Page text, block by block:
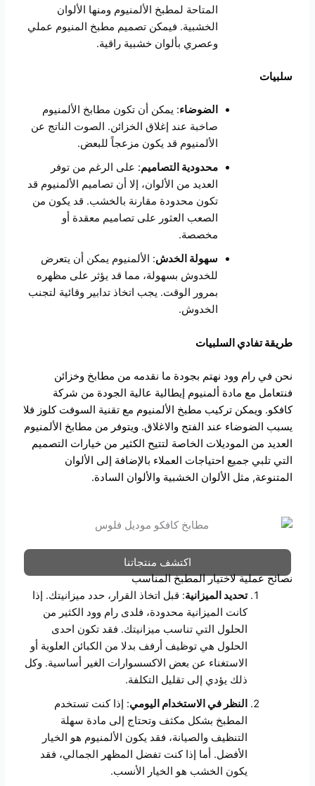
المتاحة لمطبخ الألمنيوم ومنها الألوان
الخشبية. فيمكن تصميم مطبخ المنيوم عملي
وعصري بألوان خشبية راقية.
سلبيات
الضوضاء: يمكن أن تكون مطابخ الألمنيوم
صاخبة عند إغلاق الخزائن. الصوت الناتج عن
الألمنيوم قد يكون مزعجاً للبعض.
محدودية التصاميم: على الرغم من توفر
العديد من الألوان، إلا أن تصاميم الألمنيوم قد
تكون محدودة مقارنة بالخشب. قد يكون من
الصعب العثور على تصاميم معقدة أو
مخصصة.
سهولة الخدش: الألمنيوم يمكن أن يتعرض
للخدوش بسهولة، مما قد يؤثر على مظهره
بمرور الوقت. يجب اتخاذ تدابير وقائية لتجنب
الخدوش.
طريقة تفادي السلبيات
نحن في رام وود نهتم بجودة ما نقدمه من مطابخ وخزائن
فنتعامل مع مادة ألمنيوم إيطالية عالية الجودة من شركة
كافكو. ويمكن تركيب مطبخ الألمنيوم مع تقنية السوفت كلوز فلا
يسبب الضوضاء عند الفتح والاغلاق. ويتوفر من مطابخ الألمنيوم
العديد من الموديلات الخاصة لتتيح الكثير من خيارات التصميم
التي تلبي جميع احتياجات العملاء بالإضافة إلى الألوان
المتنوعة, مثل الألوان الخشبية والألوان السادة.
اكتشف منتجاتنا
نصائح عملية لاختيار المطبخ المناسب
تحديد الميزانية: قبل اتخاذ القرار، حدد ميزانيتك. إذا
كانت الميزانية محدودة، فلدى رام وود الكثير من
الحلول التي تناسب ميزانيتك. فقد تكون احدى
الحلول هي توظيف أرفف بدلا من الكبائن العلوية أو
الاستغناء عن بعض الاكسسوارات الغير أساسية. وكل
ذلك يؤدي إلى تقليل التكلفة.
النظر في الاستخدام اليومي: إذا كنت تستخدم
المطبخ بشكل مكثف وتحتاج إلى مادة سهلة
التنظيف والصيانة، فقد يكون الألمنيوم هو الخيار
الأفضل. أما إذا كنت تفضل المظهر الجمالي، فقد
يكون الخشب هو الخيار الأنسب.